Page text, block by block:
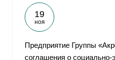
19
ноя
Предприятие Группы
соглашения о социально-